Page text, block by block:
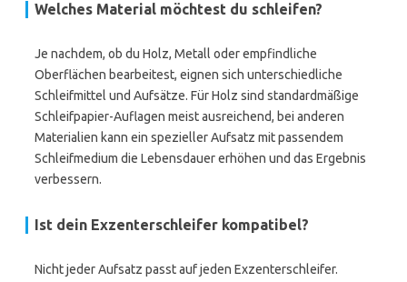
Welches Material möchtest du schleifen?
Je nachdem, ob du Holz, Metall oder empfindliche
Oberflächen bearbeitest, eignen sich unterschiedliche
Schleifmittel und Aufsätze. Für Holz sind standardmäßige
Schleifpapier-Auflagen meist ausreichend, bei anderen
Materialien kann ein spezieller Aufsatz mit passendem
Schleifmedium die Lebensdauer erhöhen und das Ergebnis
verbessern.
Ist dein Exzenterschleifer kompatibel?
Nicht jeder Aufsatz passt auf jeden Exzenterschleifer.